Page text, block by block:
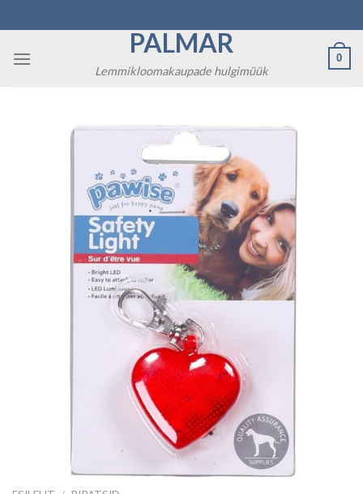
to
content
PALMAR
Lemmikloomakaupade hulgimüük
0